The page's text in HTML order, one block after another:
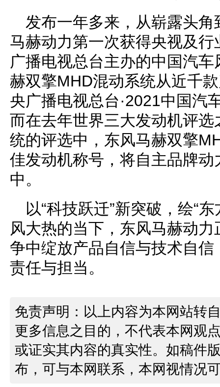
发布一年多来，从崭露头
马赫动力第一次获得央视及
广播电视总台主办的中国汽
赫双擎MHD混动系统从近千
央广播电视总台·2021中国汽
而在去年世界三大发动机评
统的评选中，东风马赫双擎
佳发动机称号，将自主品牌
中。
以“科技跃迁”新突破，绘“
风大热的当下，东风马赫动
争中绽放产品自信与技术自信
责任与担当。
免责声明：以上内容为本网站转
更多信息之目的，不代表本网观
或证实其内容的真实性。如稿件
布，可与本网联系，本网视情况